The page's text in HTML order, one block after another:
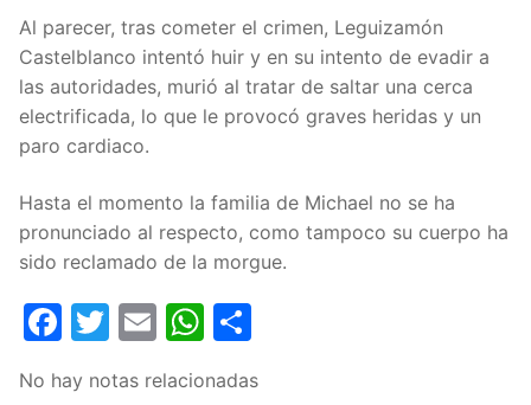
Al parecer, tras cometer el crimen, Leguizamón
Castelblanco intentó huir y en su intento de evadir a
las autoridades, murió al tratar de saltar una cerca
electrificada, lo que le provocó graves heridas y un
paro cardiaco.
Hasta el momento la familia de Michael no se ha
pronunciado al respecto, como tampoco su cuerpo ha
sido reclamado de la morgue.
Facebook
Twitter
EmailWhatsApp
No hay notas relacionadas